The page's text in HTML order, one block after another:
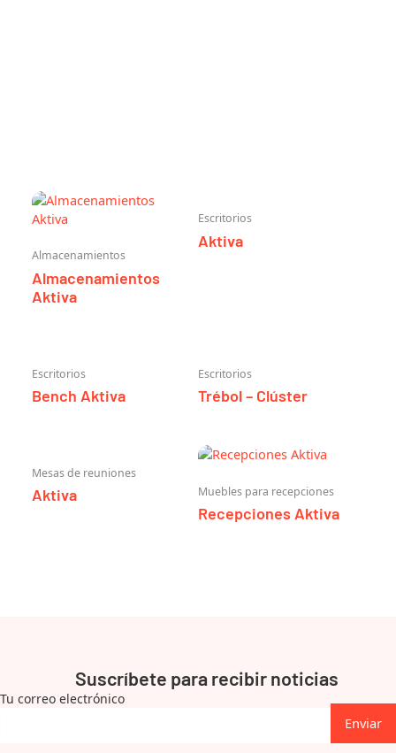
Almacenamientos
Almacenamientos
Aktiva
Escritorios
Aktiva
Escritorios
Bench Aktiva
Escritorios
Trébol – Clúster
Mesas de reuniones
Aktiva Muebles para recepciones
Recepciones Aktiva
Suscríbete para recibir noticias
Tu correo electrónico
Enviar